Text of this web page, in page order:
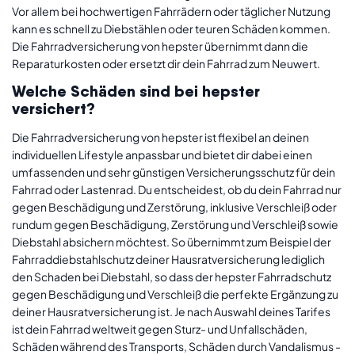
Vor allem bei hochwertigen Fahrrädern oder täglicher Nutzung
kann es schnell zu Diebstählen oder teuren Schäden kommen.
Die Fahrradversicherung von hepster übernimmt dann die
Reparaturkosten oder ersetzt dir dein Fahrrad zum Neuwert.
Welche Schäden sind bei hepster
versichert?
Die Fahrradversicherung von hepster ist flexibel an deinen
individuellen Lifestyle anpassbar und bietet dir dabei einen
umfassenden und sehr günstigen Versicherungsschutz für dein
Fahrrad oder Lastenrad. Du entscheidest, ob du dein Fahrrad nur
gegen Beschädigung und Zerstörung, inklusive Verschleiß oder
rundum gegen Beschädigung, Zerstörung und Verschleiß sowie
Diebstahl absichern möchtest. So übernimmt zum Beispiel der
Fahrraddiebstahlschutz deiner Hausratversicherung lediglich
den Schaden bei Diebstahl, so dass der hepster Fahrradschutz
gegen Beschädigung und Verschleiß die perfekte Ergänzung zu
deiner Hausratversicherung ist. Je nach Auswahl deines Tarifes
ist dein Fahrrad weltweit gegen Sturz- und Unfallschäden,
Schäden während des Transports, Schäden durch Vandalismus -